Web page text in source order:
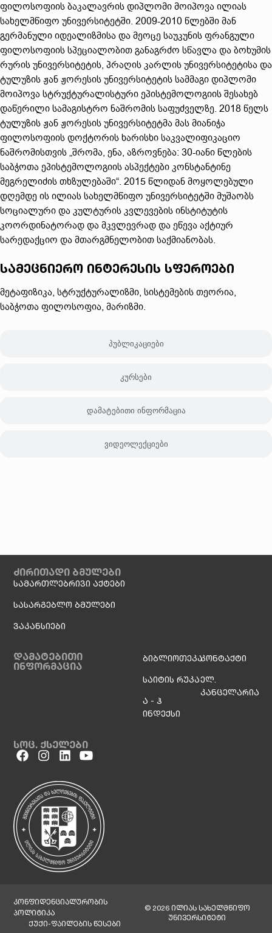
პუბლიკაციები
კურსები
დამატებითი ინფორმაცია
ვიდეოლექციები
ფილოსოფიის ბაკალავრის დიპლომი მოიპოვა ილიას
სახელმწიფო უნივერსიტეტში. 2009-2010 წლებში მან
გერმანული იდეალიზმისა და მეოცე საუკუნის ფრანგული
ფილოსოფიის სპეციალობით განაგრძო სწავლა და ბოხუმის
რურის უნივერსიტეტის, პრაღის კარლის უნივერსიტეტისა და
ტულუზის ჟან ჟორესის უნივერსიტეტის სამმაგი დიპლომი
მოიპოვა სტრუქტურალისტური ეპისტემოლოგიის შესახებ
დაწერილი სამაგისტრო ნაშრომის საფუძველზე. 2018 წელს
ტულუზის ჟან ჟორესის უნივერსიტეტმა მას მიანიჭა
ფილოსოფიის დოქტორის ხარისხი საკვალიფიკაციო
ნაშრომისთვის „შრომა, ენა, აზროვნება: 30-იანი წლების
საბჭოთა ეპისტემოლოგიის ასპექტები კონსტანტინე
მეგრელიძის თხზულებაში“. 2015 წლიდან მოყოლებული
დღემდე ის ილიას სახელმწიფო უნივერსიტეტში მუშაობს
სოციალური და კულტურის კვლევების ინსტიტუტის
კოორდინატორად და მკვლევრად და ეწევა აქტიურ
სარედაქციო და მთარგმნელობით საქმიანობას.
სამეცნიერო ინტერესის სფეროები
მეტაფიზიკა, სტრუქტურალიზმი, სისტემების თეორია,
საბჭოთა ფილოსოფია, მარიზმი.
ძირითადი ბმულები
სამართლებრივი აქტები
სასარგებლო ბმულები
ვაკანსიები
დამატებითი
ინფორმაცია
ბიბლიოთეკა
საიტის რუკა
ა - ჰ
ინდექსი
კონტაქტი
ელ.
კანცელარია
სოც. ქსელები
კონფიდენციალურობის
პოლიტიკა
ქუქი-ფაილების წესები
© 2026 ილიას სახელმწიფო
უნივერსიტეტი